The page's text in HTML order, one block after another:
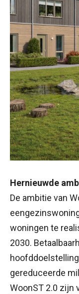
Hernieuwde
De ambitie van
woningen te
2030.
gereduceerde
WoonST 2.0 zijn